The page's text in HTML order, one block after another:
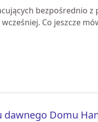
bezpośrednio z
Co jeszcze
Domu